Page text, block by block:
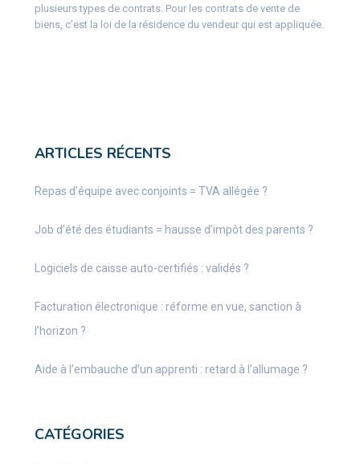
plusieurs types de contrats. Pour les contrats de vente de
biens, c’est la loi de la résidence du vendeur qui est appliquée.
ARTICLES RÉCENTS
Repas d’équipe avec conjoints = TVA allégée ?
Job d’été des étudiants = hausse d’impôt des parents ?
Logiciels de caisse auto-certifiés : validés ?
Facturation électronique : réforme en vue, sanction à
l’horizon ?
Aide à l’embauche d’un apprenti : retard à l’allumage ?
CATÉGORIES